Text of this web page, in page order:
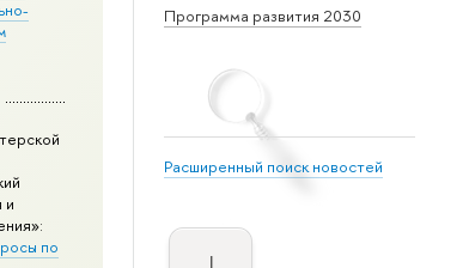
Программа развития 2030
Расширенный поиск новостей
и
по